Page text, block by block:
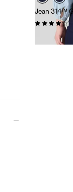
Jean 314™
89,00 €